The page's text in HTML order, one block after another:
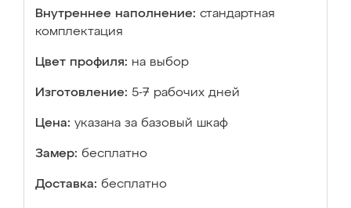
Внутреннее наполнение: стандартная
комплектация
Цвет профиля: на выбор
Изготовление: 5-7 рабочих дней
Цена: указана за базовый шкаф
Замер: бесплатно
Доставка: бесплатно